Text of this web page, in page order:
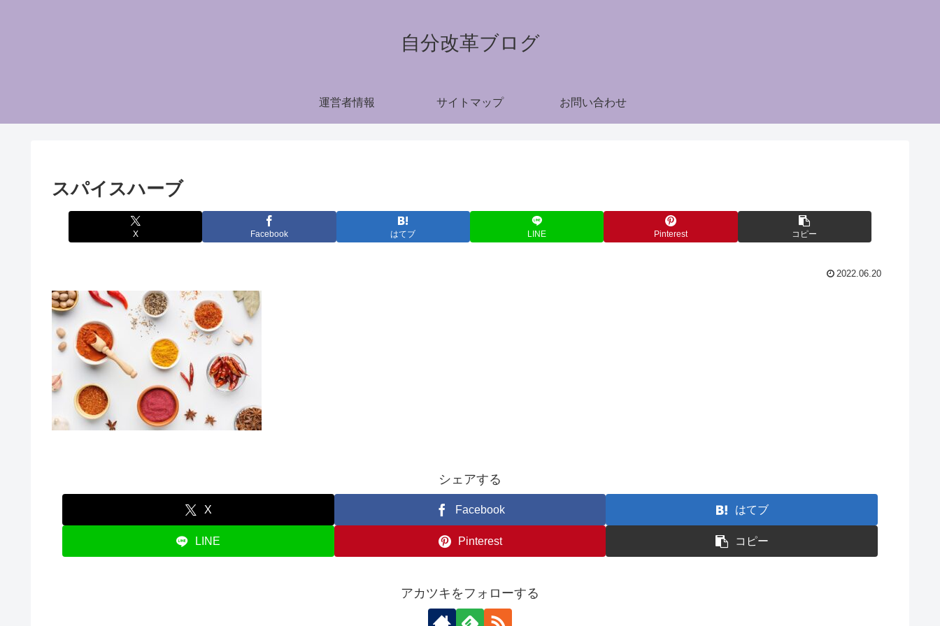
自分改革ブログ
運営者情報 サイトマップ お問い合わせ
スパイスハーブ
X Facebook はてブ LINE Pinterest コピー
2022.06.20
シェアする
X Facebook はてブ
LINE Pinterest コピー
アカツキをフォローする